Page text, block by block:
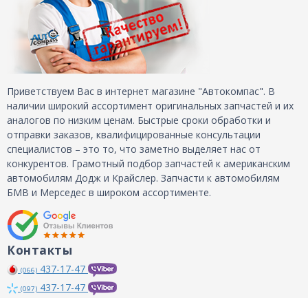
Приветствуем Вас в интернет магазине "Автокомпас". В
наличии широкий ассортимент оригинальных запчастей и их
аналогов по низким ценам. Быстрые сроки обработки и
отправки заказов, квалифицированные консультации
специалистов – это то, что заметно выделяет нас от
конкурентов. Грамотный подбор запчастей к американским
автомобилям Додж и Крайслер. Запчасти к автомобилям
БМВ и Мерседес в широком ассортименте.
Контакты
(066) 437-17-47
(097) 437-17-47